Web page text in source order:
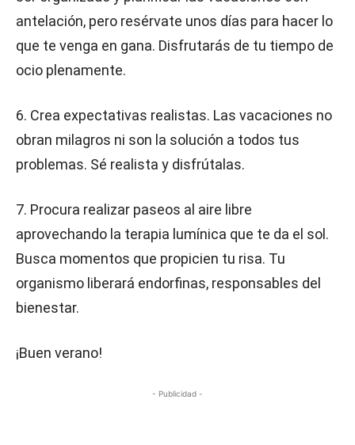
antelación, pero resérvate unos días para hacer lo
que te venga en gana. Disfrutarás de tu tiempo de
ocio plenamente.
6. Crea expectativas realistas. Las vacaciones no
obran milagros ni son la solución a todos tus
problemas. Sé realista y disfrútalas.
7. Procura realizar paseos al aire libre
aprovechando la terapia lumínica que te da el sol.
Busca momentos que propicien tu risa. Tu
organismo liberará endorfinas, responsables del
bienestar.
¡Buen verano!
- Publicidad -